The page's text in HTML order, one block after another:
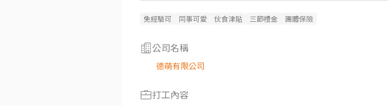
免經驗可 同事可愛 伙食津貼 三節禮金 團體保險
公司名稱
德萌有限公司
打工內容